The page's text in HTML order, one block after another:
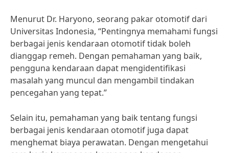
Menurut Dr. Haryono, seorang pakar otomotif dari
Universitas Indonesia, “Pentingnya memahami fungsi
berbagai jenis kendaraan otomotif tidak boleh
dianggap remeh. Dengan pemahaman yang baik,
pengguna kendaraan dapat mengidentifikasi
masalah yang muncul dan mengambil tindakan
pencegahan yang tepat.”
Selain itu, pemahaman yang baik tentang fungsi
berbagai jenis kendaraan otomotif juga dapat
menghemat biaya perawatan. Dengan mengetahui